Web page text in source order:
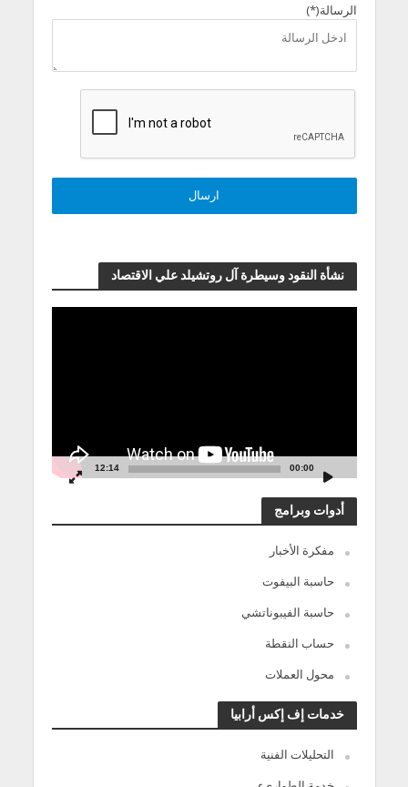
الرسالة(*)
نشأة النقود وسيطرة آل روتشيلد علي الاقتصاد
00:00
12:14
أدوات وبرامج
مفكرة الأخبار
حاسبة البيفوت
حاسبة الفيبوناتشي
حساب النقطة
محول العملات
خدمات إف إكس أرابيا
التحليلات الفنية